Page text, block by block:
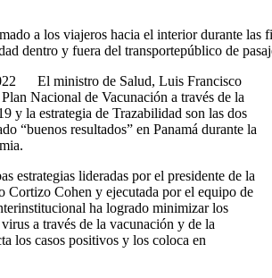
a los viajeros hacia el interior durante las
dentro y fuera del transportepúblico de
El ministro de Salud, Luis Francisco
Nacional de Vacunación a través de la
y la estrategia de Trazabilidad son las dos
“buenos resultados” en Panamá durante la
estrategias lideradas por el presidente de la
Cortizo Cohen y ejecutada por el equipo de
ha logrado minimizar los
a través de la vacunación y de la
los casos positivos y los coloca en